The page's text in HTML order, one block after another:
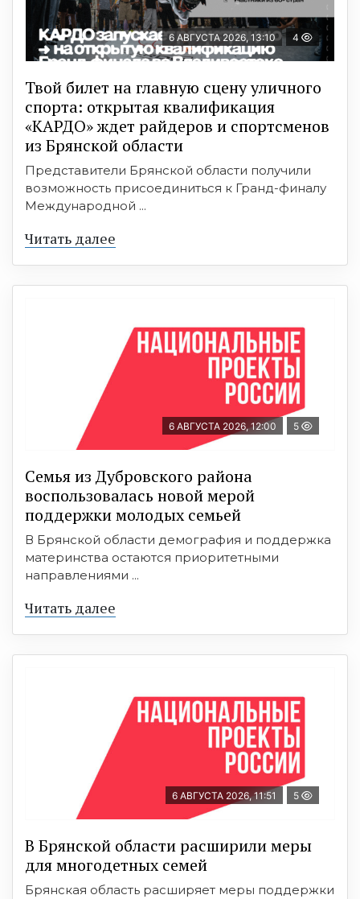
6 АВГУСТА 2026, 13:10 4
Твой билет на главную сцену уличного
спорта: открытая квалификация
«КАРДО» ждет райдеров и спортсменов
из Брянской области
Представители Брянской области получили
возможность присоединиться к Гранд-финалу
Международной ...
Читать далее
6 АВГУСТА 2026, 12:00 5
Семья из Дубровского района
воспользовалась новой мерой
поддержки молодых семьей
В Брянской области демография и поддержка
материнства остаются приоритетными
направлениями ...
Читать далее
6 АВГУСТА 2026, 11:51 5
В Брянской области расширили меры
для многодетных семей
Брянская область расширяет меры поддержки